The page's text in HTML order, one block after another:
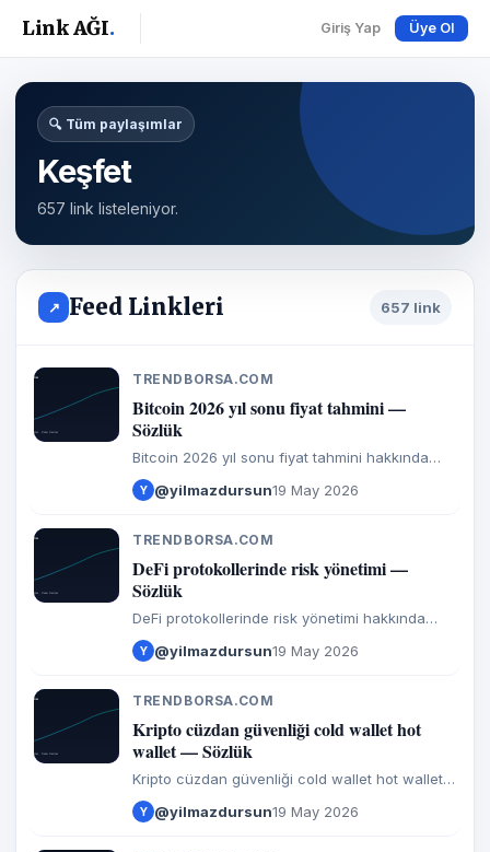
Link AĞI. Giriş Yap Üye Ol
🔍 Tüm paylaşımlar
Keşfet
657 link listeleniyor.
↗ Feed Linkleri 657 link
T
TRENDBORSA.COM
Bitcoin 2026 yıl sonu fiyat tahmini —
Sözlük
Bitcoin 2026 yıl sonu fiyat tahmini hakkında
girdiler ve görüşler.
Y @yilmazdursun19 May 2026
T
TRENDBORSA.COM
DeFi protokollerinde risk yönetimi —
Sözlük
DeFi protokollerinde risk yönetimi hakkında
girdiler ve görüşler.
Y @yilmazdursun19 May 2026
T
TRENDBORSA.COM
Kripto cüzdan güvenliği cold wallet hot
wallet — Sözlük
Kripto cüzdan güvenliği cold wallet hot wallet
hakkında girdiler ve görüşler.
Y @yilmazdursun19 May 2026